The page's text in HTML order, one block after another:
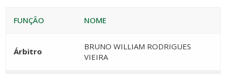
FUNÇÃO NOME
Árbitro
BRUNO WILLIAM RODRIGUES
VIEIRA